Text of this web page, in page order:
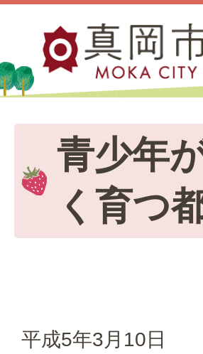
青少年
く育つ
平成5年3月10日